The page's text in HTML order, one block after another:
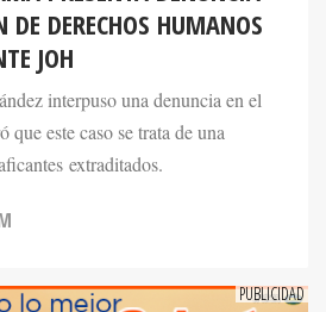
JOH
interpuso una denuncia en el
este caso se trata de una
extraditados.